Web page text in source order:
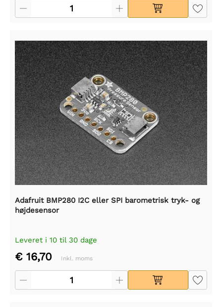
Adafruit BMP280 I2C eller SPI barometrisk tryk- og
højdesensor
Leveret i 10 til 30 dage
€ 16,70 Inkl. moms